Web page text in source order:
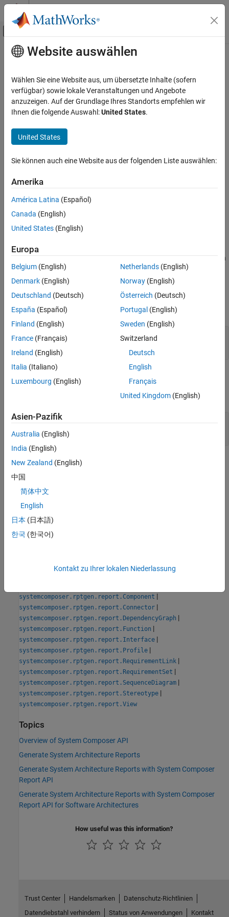
Weiter zum Inhalt
Umschaltung für Off-Canvas-
Startseite der Dokumentation
System Composer
Import and Export Architecture Models
ON THIS PAGE
Description
Input Arguments
Output Arguments
Version History
See Also
Hauptinhalt
getReporter
Class:systemcomposer.rptgen.finder.StereotypeResult
Namespace:systemcomposer.rptgen.finder
Since R2022b
expand all in page
Syntax
Description
reporter= getReporter(
use to include information about stereotypes in a profile. You can
how to format the information. See
systemcomposer.rptgen.report.Stereotypefor more information
on how to customize the reporter.
Input Arguments
expand all
result—
Stereotype result
stereotype result object
Output Arguments
reporter— Stereotype reporter
stereotype reporter object
Version History
Introduced in R2022b
See Also
Tools
System Architecture Report
systemcomposer.rptgen.report.AllocationList|
systemcomposer.rptgen.report.Component |
systemcomposer.rptgen.report.Connector |
systemcomposer.rptgen.report.DependencyGraph |
systemcomposer.rptgen.report.Function |
systemcomposer.rptgen.report.Interface |
systemcomposer.rptgen.report.Profile |
systemcomposer.rptgen.report.RequirementLink |
systemcomposer.rptgen.report.RequirementSet |
systemcomposer.rptgen.report.SequenceDiagram |
systemcomposer.rptgen.report.Stereotype |
systemcomposer.rptgen.report.View
Topics
Overview of System Composer API
Generate System Architecture Reports
Generate System Architecture Reports with System Composer
Report API
Generate System Architecture Reports with System Composer
Report API for Software Architectures
How useful was this information?
Website auswählen
Wählen Sie eine Website aus, um übersetzte Inhalte (sofern
verfügbar) sowie lokale Veranstaltungen und Angebote
anzuzeigen. Auf der Grundlage Ihres Standorts empfehlen wir
Ihnen die folgende Auswahl:United States.
United States
Sie können auch eine Website aus der folgenden Liste auswählen:
Amerika
América Latina (Español)
Canada (English)
United States (English)
Europa
Belgium (English)
Denmark (English)
Deutschland (Deutsch)
España (Español)
Finland (English)
France (Français)
Ireland (English)
Italia (Italiano)
Luxembourg (English)
Netherlands(English)
Norway(English)
Österreich (Deutsch)
Portugal (English)
Sweden (English)
Switzerland
Deutsch
English
Français
United Kingdom(English)
Asien-Pazifik
Australia (English)
India (English)
New Zealand (English)
中国
简体中文
English
日本 (日本語)
한국 (한국어)
Kontakt zu Ihrer lokalen Niederlassung
Trust Center Handelsmarken
Datenschutz-Richtlinien
Datendiebstahl verhindern
Status von Anwendungen Kontakt